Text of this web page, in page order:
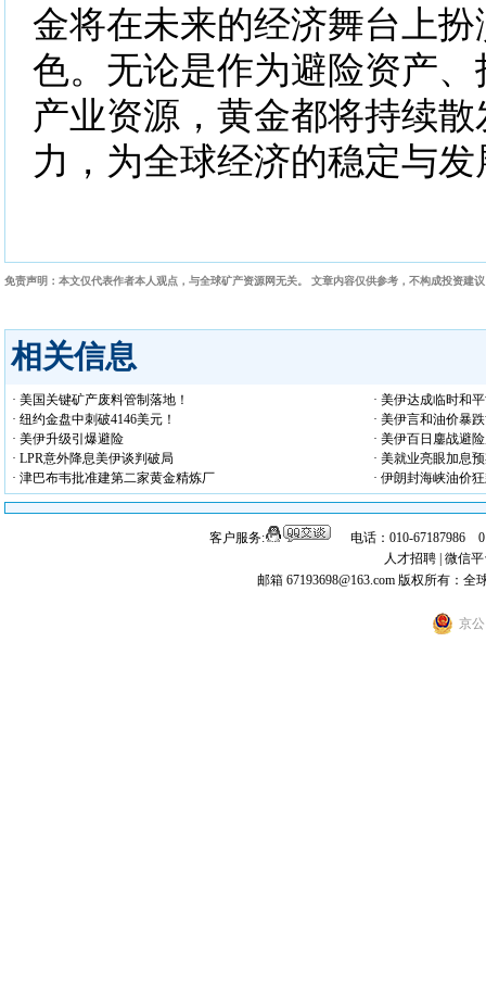
金将在未来的经济舞台上
色。无论是作为避险资产
产业资源，黄金都将持续
力，为全球经济的稳定与
免责声明：本文仅代表作者本人观点，与全球矿产资源网无关。 文章内容仅供参考，不构成投资建
相关信息
· 美国关键矿产废料管制落地！
· 美伊达成临时和
· 纽约金盘中刺破4146美元！
· 美伊言和油价暴
· 美伊升级引爆避险
· 美伊百日鏖战避
· LPR意外降息美伊谈判破局
· 美就业亮眼加息
· 津巴布韦批准建第二家黄金精炼厂
· 伊朗封海峡油价
客户服务:
电话：010-67187986
人才招聘 微信
邮箱 67193698@163.com 版权所有：全
京公